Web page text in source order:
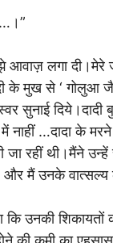
लगा दी।मेरे
के मुख से ‘ गोलुआ
सुनाई
…दादा के
थी।मैंने उन्हें
मैं उनके
कि उनकी